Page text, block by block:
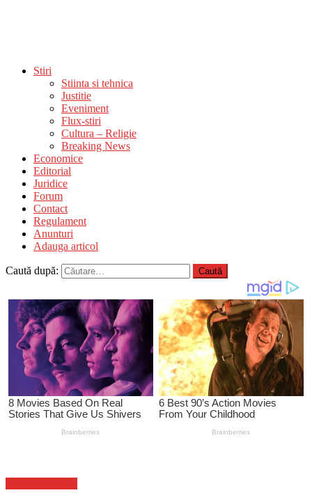
Stiri
Stiinta si tehnica
Justitie
Eveniment
Flux-stiri
Cultura – Religie
Breaking News
Economice
Editorial
Juridice
Forum
Contact
Regulament
Anunturi
Adauga articol
Caută după: